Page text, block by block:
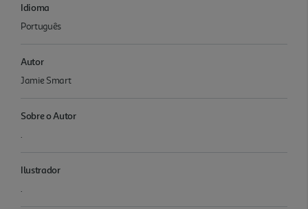
Idioma
Português
Autor
Jamie Smart
Sobre o Autor
.
Ilustrador
.